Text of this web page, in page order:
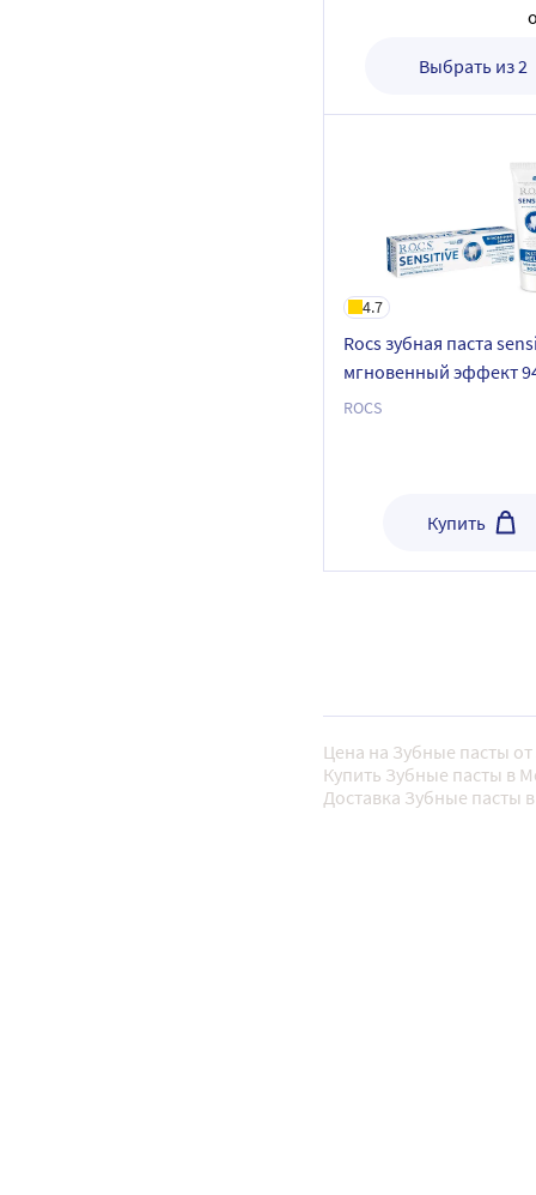
Выбрать из 2
4.7
Rocs зубная паста
мгновенный эффект
ROCS
Купить
Цена на Зубные пасты
Купить Зубные пасты в
Доставка Зубные пасты